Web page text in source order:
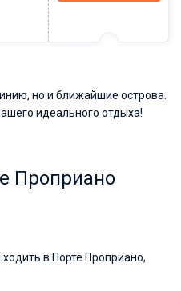
но и ближайшие острова.
идеального отдыха!
Проприано
в Порте Проприано,